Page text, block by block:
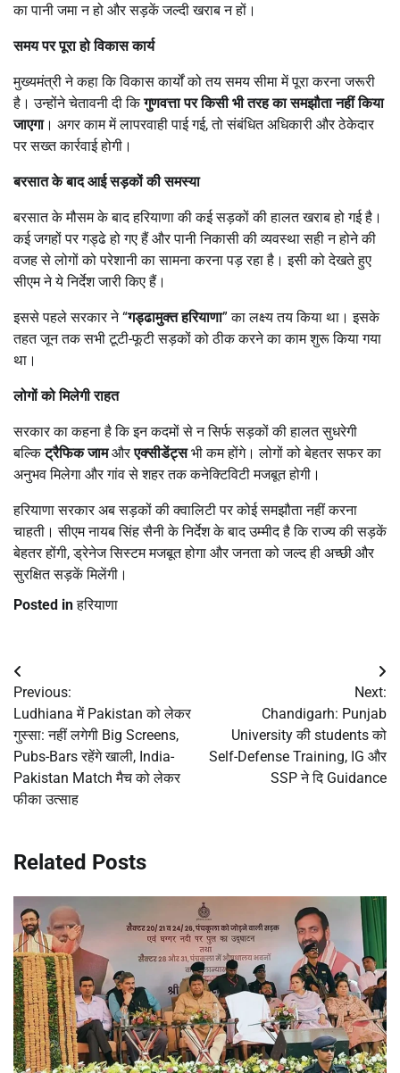
का पानी जमा न हो और सड़कें जल्दी खराब न हों।
समय पर पूरा हो विकास कार्य
मुख्यमंत्री ने कहा कि विकास कार्यों को तय समय सीमा में पूरा करना जरूरी
है। उन्होंने चेतावनी दी किगुणवत्ता पर किसी भी तरह का समझौता नहीं किया
जाएगा। अगर काम में लापरवाही पाई गई, तो संबंधित अधिकारी और ठेकेदार
पर सख्त कार्रवाई होगी।
बरसात के बाद आई सड़कों की समस्या
बरसात के मौसम के बाद हरियाणा की कई सड़कों की हालत खराब हो गई है।
कई जगहों पर गड्ढे हो गए हैं और पानी निकासी की व्यवस्था सही न होने की
वजह से लोगों को परेशानी का सामना करना पड़ रहा है। इसी को देखते हुए
सीएम ने ये निर्देश जारी किए हैं।
इससे पहले सरकार ने “गड्ढामुक्त हरियाणा” का लक्ष्य तय किया था। इसके
तहत जून तक सभी टूटी-फूटी सड़कों को ठीक करने का काम शुरू किया गया
था।
लोगों को मिलेगी राहत
सरकार का कहना है कि इन कदमों से न सिर्फ सड़कों की हालत सुधरेगी
बल्किट्रैफिक जामऔरएक्सीडेंट्सभी कम होंगे। लोगों को बेहतर सफर का
अनुभव मिलेगा और गांव से शहर तक कनेक्टिविटी मजबूत होगी।
हरियाणा सरकार अब सड़कों की क्वालिटी पर कोई समझौता नहीं करना
चाहती। सीएम नायब सिंह सैनी के निर्देश के बाद उम्मीद है कि राज्य की सड़कें
बेहतर होंगी, ड्रेनेज सिस्टम मजबूत होगा और जनता को जल्द ही अच्छी और
सुरक्षित सड़कें मिलेंगी।
Posted inहरियाणा
Post
navigation
Previous:
Ludhiana में Pakistan को लेकर
गुस्सा: नहीं लगेगी Big Screens,
Pubs-Bars रहेंगे खाली, India-
Pakistan Match मैच को लेकर
फीका उत्साह
Next:
Chandigarh: Punjab
University की students को
Self-Defense Training, IG और
SSP ने दि Guidance
Related Posts